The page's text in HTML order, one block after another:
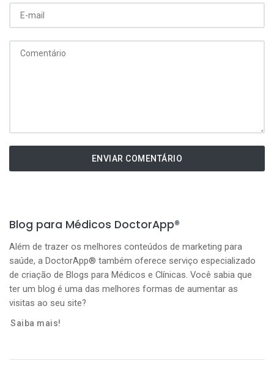
Blog para Médicos DoctorApp®
Além de trazer os melhores conteúdos de marketing para
saúde, a DoctorApp® também oferece serviço especializado
de criação de Blogs para Médicos e Clínicas. Você sabia que
ter um blog é uma das melhores formas de aumentar as
visitas ao seu site?
Saiba mais!
ENVIAR COMENTÁRIO